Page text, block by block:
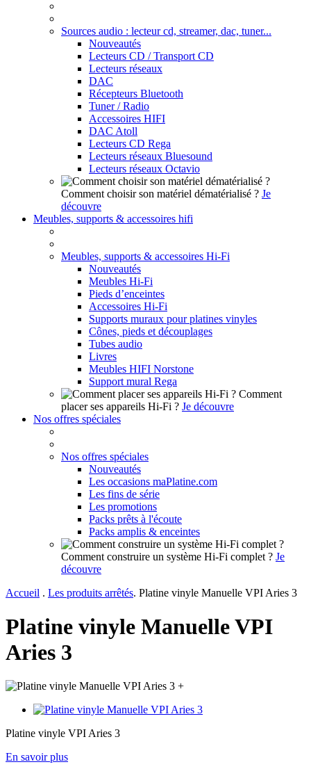
Sources audio : lecteur cd, streamer, dac, tuner...
Nouveautés
Lecteurs CD / Transport CD
Lecteurs réseaux
DAC
Récepteurs Bluetooth
Tuner / Radio
Accessoires HIFI
DAC Atoll
Lecteurs CD Rega
Lecteurs réseaux Bluesound
Lecteurs réseaux Octavio
Comment choisir son matériel dématérialisé ? Je
découvre
Meubles, supports & accessoires hifi
Meubles, supports & accessoires Hi-Fi
Nouveautés
Meubles Hi-Fi
Pieds d’enceintes
Accessoires Hi-Fi
Supports muraux pour platines vinyles
Cônes, pieds et découplages
Tubes audio
Livres
Meubles HIFI Norstone
Support mural Rega
Comment
placer ses appareils Hi-Fi ? Je découvre
Nos offres spéciales
Nos offres spéciales
Nouveautés
Les occasions maPlatine.com
Les fins de série
Les promotions
Packs prêts à l'écoute
Packs amplis & enceintes
Comment construire un système Hi-Fi complet ? Je
découvre
Accueil . Les produits arrêtés. Platine vinyle Manuelle VPI Aries 3
Platine vinyle Manuelle VPI
Aries 3
+
Platine vinyle VPI Aries 3
En savoir plus